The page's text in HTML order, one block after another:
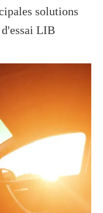
solutions
d'essai LIB